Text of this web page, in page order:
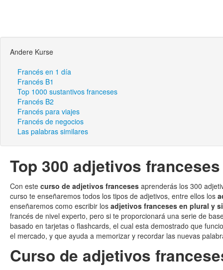
Andere Kurse
Francés en 1 día
Francés B1
Top 1000 sustantivos franceses
Francés B2
Francés para viajes
Francés de negocios
Las palabras similares
Top 300 adjetivos franceses
Con este curso de adjetivos franceses aprenderás los 300
curso te enseñaremos todos los tipos de adjetivos, entre ellos los
enseñaremos como escribir los adjetivos franceses en plural y
francés de nivel experto, pero si te proporcionará una serie de
basado en tarjetas o flashcards, el cual esta demostrado que
el mercado, y que ayuda a memorizar y recordar las nuevas
Curso de adjetivos